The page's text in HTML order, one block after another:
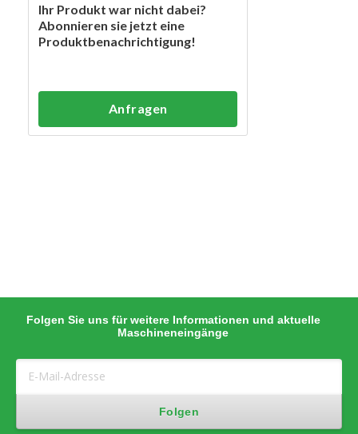
Ihr Produkt war nicht dabei?
Abonnieren sie jetzt eine
Produktbenachrichtigung!
Anfragen
Folgen Sie uns für weitere Informationen und aktuelle
Maschineneingänge